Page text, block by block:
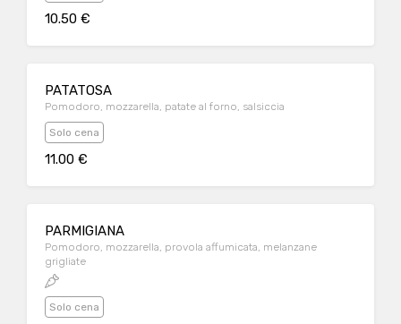
10.50 €
PATATOSA
Pomodoro, mozzarella, patate al forno, salsiccia
Solo cena
11.00 €
PARMIGIANA
Pomodoro, mozzarella, provola affumicata, melanzane
grigliate
Solo cena